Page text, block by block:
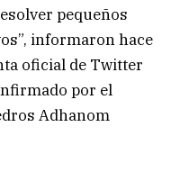
pequeños
informaron hace
oficial de Twitter
por el
Adhanom